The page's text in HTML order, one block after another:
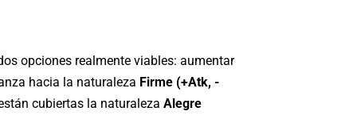
opciones realmente viables: aumentar
hacia la naturaleza Firme (+Atk, -
cubiertas la naturaleza Alegre